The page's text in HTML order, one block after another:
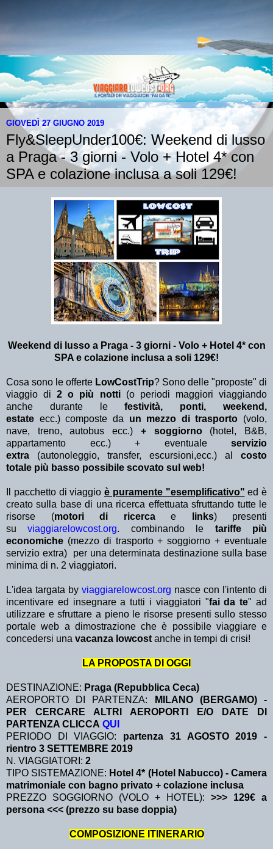
GIOVEDÌ 27 GIUGNO 2019
Fly&SleepUnder100€: Weekend di lusso
a Praga - 3 giorni - Volo + Hotel 4* con
SPA e colazione inclusa a soli 129€!
Weekend di lusso a Praga - 3 giorni - Volo + Hotel 4* con
SPA e colazione inclusa a soli 129€!
Cosa sono le offerte LowCostTrip? Sono delle "proposte" di
viaggio di2 o più notti (o periodi maggiori viaggiando
anche durante lefestività, ponti, weekend,
estate ecc.) composte da un mezzo di trasporto (volo,
nave, treno, autobus ecc.) + soggiorno(hotel, B&B,
appartamento ecc.) + eventuale servizio
extra (autonoleggio, transfer, escursioni,ecc.) al costo
totale più basso possibile scovato sul web!
Il pacchetto di viaggio è puramente "esemplificativo" ed è
creato sulla base di una ricerca effettuata sfruttando tutte le
risorse (motori di ricerca e links) presenti
suviaggiarelowcost.org. combinando le tariffe più
economiche (mezzo di trasporto + soggiorno + eventuale
servizio extra)
per una determinata destinazione sulla base
minima di n. 2 viaggiatori.
L'idea targata by viaggiarelowcost.org nasce con l'intento di
incentivare ed insegnare a tutti i viaggiatori "fai da te" ad
utilizzare e sfruttare a pieno le risorse presenti sullo stesso
portale web a dimostrazione che è possibile viaggiare e
concedersi una vacanza lowcost anche in tempi di crisi!
LA PROPOSTA DI OGGI
DESTINAZIONE: Praga (Repubblica Ceca)
AEROPORTO DI PARTENZA:
MILANO (BERGAMO) -
PER CERCARE ALTRI AEROPORTI E/O DATE DI
PARTENZA CLICCA QUI
PERIODO DI VIAGGIO: partenza 31 AGOSTO 2019-
rientro 3 SETTEMBRE 2019
N. VIAGGIATORI: 2
TIPO SISTEMAZIONE: Hotel 4* (Hotel Nabucco) - Camera
matrimoniale con bagno privato + colazione inclusa
PREZZO SOGGIORNO (VOLO + HOTEL): >>> 129€ a
persona <<< (prezzo su base doppia)
COMPOSIZIONE ITINERARIO